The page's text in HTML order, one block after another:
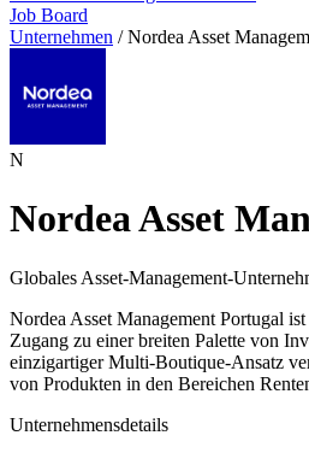
Job Board
Unternehmen / Nordea Asset
N
Nordea Asset
Globales Asset-Management-
Nordea Asset Management Portugal
Zugang zu einer breiten Palette von
einzigartiger Multi-Boutique-Ansatz
von Produkten in den Bereichen
Unternehmensdetails